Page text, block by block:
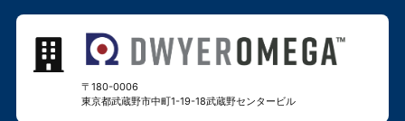
〒180-0006
東京都武蔵野市中町1-19-18武蔵野センタービル